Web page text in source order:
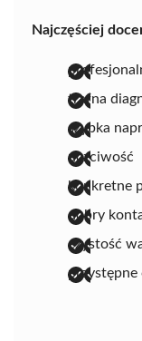
Najczęściej
trafna
szybka
uczciwość
konkretne
dobry
czystość
przystępne